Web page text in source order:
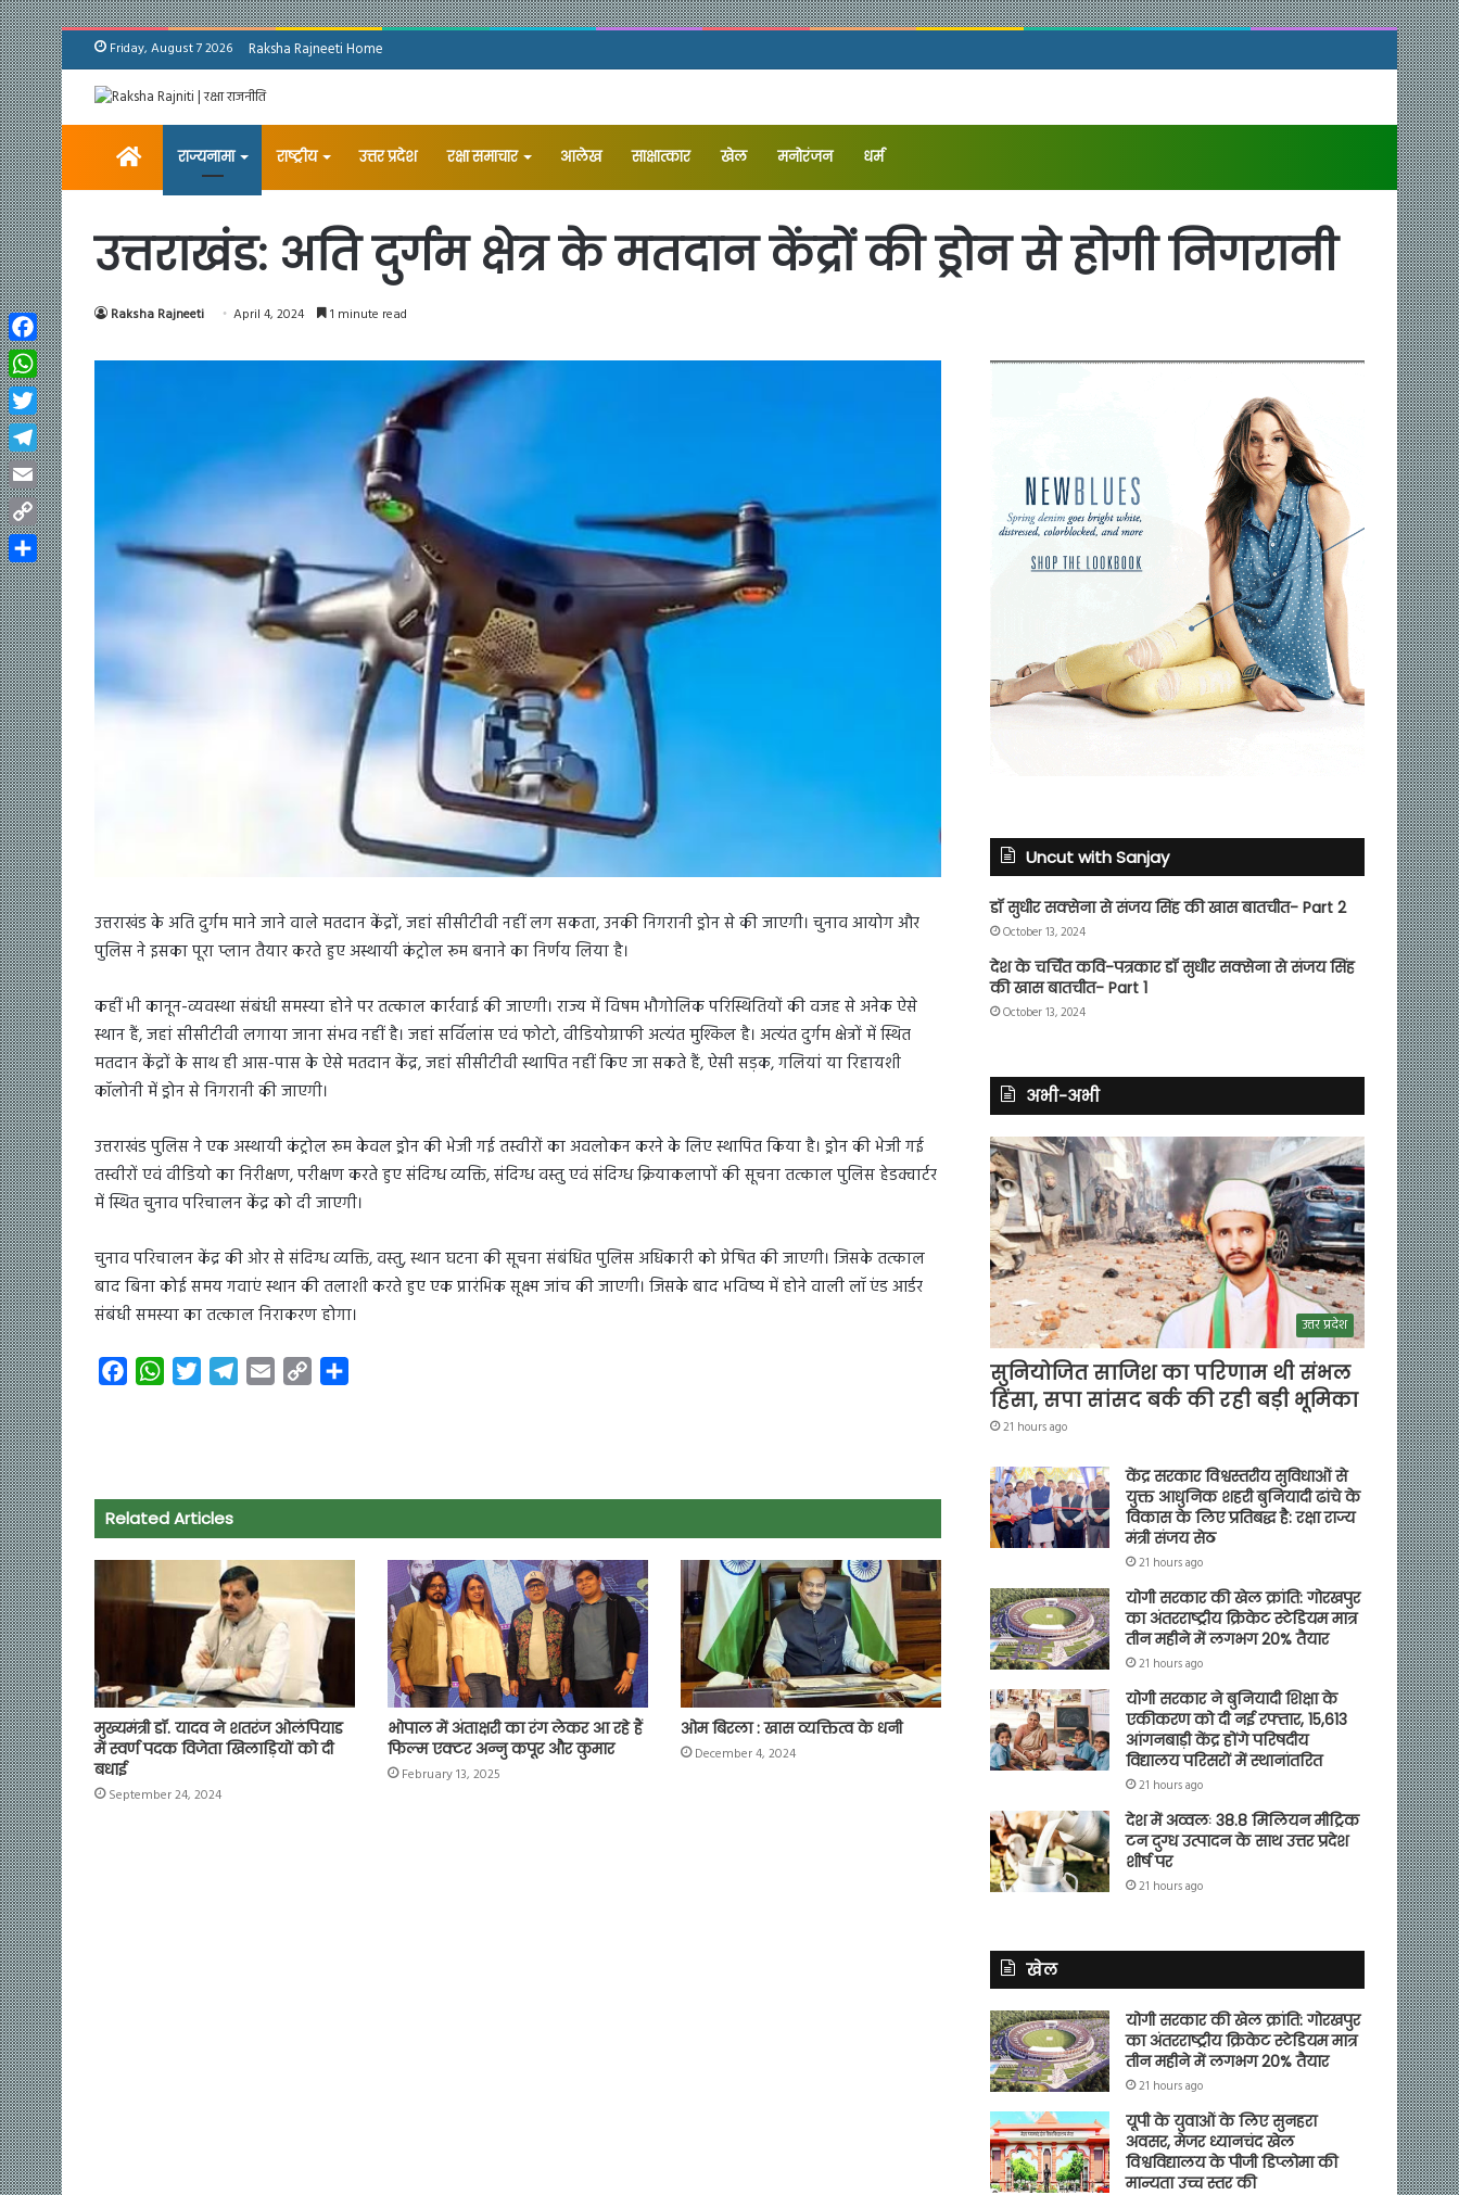
Friday, August 7 2026 Raksha Rajneeti Home
Homeराज्यनामा राष्ट्रीय उत्तर प्रदेश रक्षा समाचार आलेख ⁠साक्षात्कार खेल मनोरंजन धर्म
उत्तराखंड: अति दुर्गम क्षेत्र के मतदान केंद्रों की ड्रोन से होगी निगरानी
Raksha Rajneeti April 4, 2024 1 minute read
उत्तराखंड के अति दुर्गम माने जाने वाले मतदान केंद्रों, जहां सीसीटीवी नहीं लग सकता, उनकी निगरानी ड्रोन से की जाएगी। चुनाव आयोग और
पुलिस ने इसका पूरा प्लान तैयार करते हुए अस्थायी कंट्रोल रूम बनाने का निर्णय लिया है।
कहीं भी कानून-व्यवस्था संबंधी समस्या होने पर तत्काल कार्रवाई की जाएगी। राज्य में विषम भौगोलिक परिस्थितियों की वजह से अनेक ऐसे
स्थान हैं, जहां सीसीटीवी लगाया जाना संभव नहीं है। जहां सर्विलांस एवं फोटो, वीडियोग्राफी अत्यंत मुश्किल है। अत्यंत दुर्गम क्षेत्रों में स्थित
मतदान केंद्रों के साथ ही आस-पास के ऐसे मतदान केंद्र, जहां सीसीटीवी स्थापित नहीं किए जा सकते हैं, ऐसी सड़क, गलियां या रिहायशी
कॉलोनी में ड्रोन से निगरानी की जाएगी।
उत्तराखंड पुलिस ने एक अस्थायी कंट्रोल रूम केवल ड्रोन की भेजी गई तस्वीरों का अवलोकन करने के लिए स्थापित किया है। ड्रोन की भेजी गई
तस्वीरों एवं वीडियो का निरीक्षण, परीक्षण करते हुए संदिग्ध व्यक्ति, संदिग्ध वस्तु एवं संदिग्ध क्रियाकलापों की सूचना तत्काल पुलिस हेडक्वार्टर
में स्थित चुनाव परिचालन केंद्र को दी जाएगी।
चुनाव परिचालन केंद्र की ओर से संदिग्ध व्यक्ति, वस्तु, स्थान घटना की सूचना संबंधित पुलिस अधिकारी को प्रेषित की जाएगी। जिसके तत्काल
बाद बिना कोई समय गवाएं स्थान की तलाशी करते हुए एक प्रारंभिक सूक्ष्म जांच की जाएगी। जिसके बाद भविष्य में होने वाली लॉ एंड आर्डर
संबंधी समस्या का तत्काल निराकरण होगा।
o
o
k
W
A
p
p
e
r
a
m
n
k
Related Articles
मुख्यमंत्री डॉ. यादव ने शतरंज ओलंपियाड
में स्वर्ण पदक विजेता खिलाड़ियों को दी
बधाई
September 24, 2024
भोपाल में अंताक्षरी का रंग लेकर आ रहे हैं
फिल्म एक्टर अन्नु कपूर और कुमार
February 13, 2025
ओम बिरला : खास व्यक्तित्व के धनी
December 4, 2024
Uncut with Sanjay
डॉ सुधीर सक्सेना से संजय सिंह की खास बातचीत- Part 2
October 13, 2024
देश के चर्चित कवि-पत्रकार डॉ सुधीर सक्सेना से संजय सिंह
की खास बातचीत- Part 1
October 13, 2024
अभी-अभी
उत्तर प्रदेश
सुनियोजित साजिश का परिणाम थी संभल
हिंसा, सपा सांसद बर्क की रही बड़ी भूमिका
21 hours ago
केंद्र सरकार विश्वस्तरीय सुविधाओं से
युक्त आधुनिक शहरी बुनियादी ढांचे के
विकास के लिए प्रतिबद्ध है: रक्षा राज्य
मंत्री संजय सेठ
21 hours ago
योगी सरकार की खेल क्रांति: गोरखपुर
का अंतरराष्ट्रीय क्रिकेट स्टेडियम मात्र
तीन महीने में लगभग 20% तैयार
21 hours ago
योगी सरकार ने बुनियादी शिक्षा के
एकीकरण को दी नई रफ्तार, 15,613
आंगनबाड़ी केंद्र होंगे परिषदीय
विद्यालय परिसरों में स्थानांतरित
21 hours ago
देश में अव्वलः 38.8 मिलियन मीट्रिक
टन दुग्ध उत्पादन के साथ उत्तर प्रदेश
शीर्ष पर
21 hours ago
खेल
योगी सरकार की खेल क्रांति: गोरखपुर
का अंतरराष्ट्रीय क्रिकेट स्टेडियम मात्र
तीन महीने में लगभग 20% तैयार
21 hours ago
यूपी के युवाओं के लिए सुनहरा
अवसर, मेजर ध्यानचंद खेल
विश्वविद्यालय के पीजी डिप्लोमा की
मान्यता उच्च स्तर की
Facebook
WhatsApp
Twitter
Telegram
Email
Copy
Link
Share